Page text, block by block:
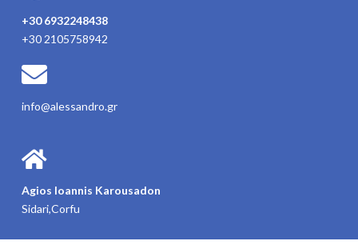
+30 6932248438
+30 2105758942
info@alessandro.gr
Agios Ioannis Karousadon
Sidari,Corfu